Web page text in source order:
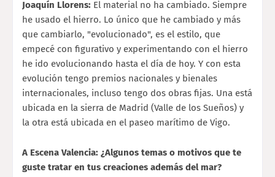
Joaquín Llorens: El material no ha cambiado. Siempre
he usado el hierro. Lo único que he cambiado y más
que cambiarlo, "evolucionado", es el estilo, que
empecé con figurativo y experimentando con el hierro
he ido evolucionando hasta el día de hoy. Y con esta
evolución tengo premios nacionales y bienales
internacionales, incluso tengo dos obras fijas. Una está
ubicada en la sierra de Madrid (Valle de los Sueños) y
la otra está ubicada en el paseo marítimo de Vigo.
A Escena Valencia: ¿Algunos temas o motivos que te
guste tratar en tus creaciones además del mar?